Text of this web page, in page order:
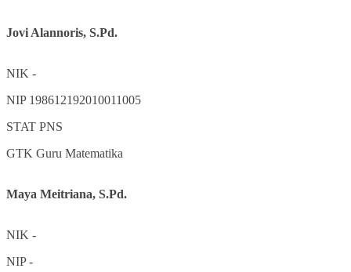
Jovi Alannoris, S.Pd.
NIK -
NIP 198612192010011005
STAT PNS
GTK Guru Matematika
Maya Meitriana, S.Pd.
NIK -
NIP-